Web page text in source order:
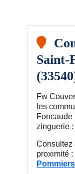
Saint-
Fw
les
Foncaude
zinguerie :
Consultez
proximité :
Pommiers